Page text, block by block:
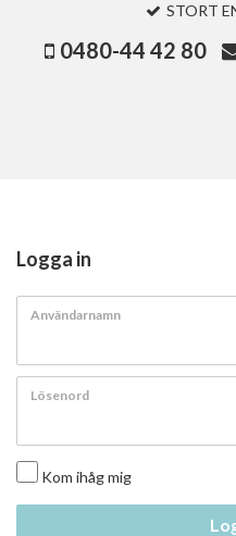
STORT
0480-44 42 80
Logga in
Användarnamn
Lösenord
Kom ihåg mig